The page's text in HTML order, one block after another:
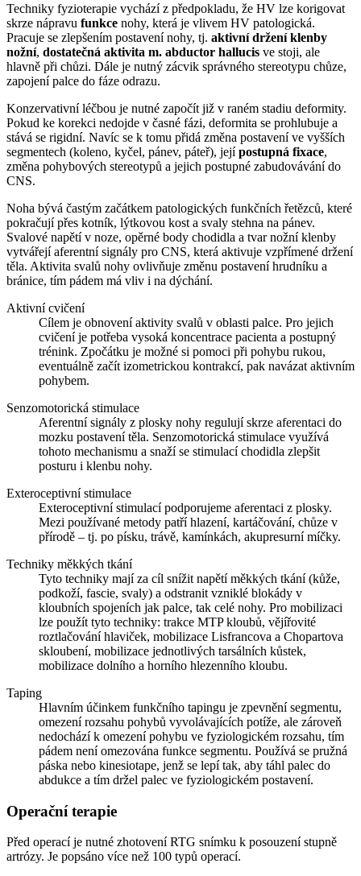
Techniky fyzioterapie vychází z předpokladu, že HV lze korigovat
skrze nápravu funkce nohy, která je vlivem HV patologická.
Pracuje se zlepšením postavení nohy, tj. aktivní držení klenby
nožní, dostatečná aktivita m. abductor hallucis ve stoji, ale
hlavně při chůzi. Dále je nutný zácvik správného stereotypu chůze,
zapojení palce do fáze odrazu.
Konzervativní léčbou je nutné započít již v raném stadiu deformity.
Pokud ke korekci nedojde v časné fázi, deformita se prohlubuje a
stává se rigidní. Navíc se k tomu přidá změna postavení ve vyšších
segmentech (koleno, kyčel, pánev, páteř), jejípostupná fixace,
změna pohybových stereotypů a jejich postupné zabudovávání do
CNS.
Noha bývá častým začátkem patologických funkčních řetězců, které
pokračují přes kotník, lýtkovou kost a svaly stehna na pánev.
Svalové napětí v noze, opěrné body chodidla a tvar nožní klenby
vytvářejí aferentní signály pro CNS, která aktivuje vzpřímené držení
těla. Aktivita svalů nohy ovlivňuje změnu postavení hrudníku a
bránice, tím pádem má vliv i na dýchání.
Aktivní cvičení
Cílem je obnovení aktivity svalů v oblasti palce. Pro jejich
cvičení je potřeba vysoká koncentrace pacienta a postupný
trénink. Zpočátku je možné si pomoci při pohybu rukou,
eventuálně začít izometrickou kontrakcí, pak navázat aktivním
pohybem.
Senzomotorická stimulace
Aferentní signály z plosky nohy regulují skrze aferentaci do
mozku postavení těla. Senzomotorická stimulace využívá
tohoto mechanismu a snaží se stimulací chodidla zlepšit
posturu i klenbu nohy.
Exteroceptivní stimulace
Exteroceptivní stimulací podporujeme aferentaci z plosky.
Mezi používané metody patří hlazení, kartáčování, chůze v
přírodě – tj. po písku, trávě, kamínkách, akupresurní míčky.
Techniky měkkých tkání
Tyto techniky mají za cíl snížit napětí měkkých tkání (kůže,
podkoží, fascie, svaly) a odstranit vzniklé blokády v
kloubních spojeních jak palce, tak celé nohy. Pro mobilizaci
lze použít tyto techniky: trakce MTP kloubů, vějířovité
roztlačování hlaviček, mobilizace Lisfrancova a Chopartova
skloubení, mobilizace jednotlivých tarsálních kůstek,
mobilizace dolního a horního hlezenního kloubu.
Taping
Hlavním účinkem funkčního tapingu je zpevnění segmentu,
omezení rozsahu pohybů vyvolávajících potíže, ale zároveň
nedochází k omezení pohybu ve fyziologickém rozsahu, tím
pádem není omezována funkce segmentu. Používá se pružná
páska nebo kinesiotape, jenž se lepí tak, aby táhl palec do
abdukce a tím držel palec ve fyziologickém postavení.
Operační terapie
Před operací je nutné zhotovení RTG snímku k posouzení stupně
artrózy. Je popsáno více než 100 typů operací.